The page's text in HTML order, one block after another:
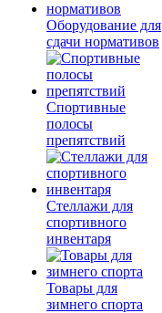
Оборудование для
сдачи нормативов
Спортивные
полосы
препятствий
Стеллажи для
спортивного
инвентаря
Товары для
зимнего спорта